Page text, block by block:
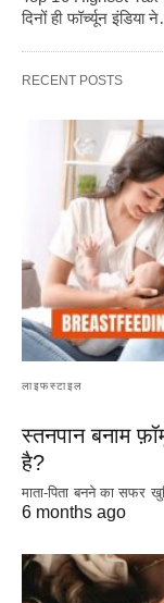
दिनों ही फॉर्च्यून इंडिया
RECENT POSTS
लाइफस्टाइल
स्तनपान बनाम
है?
माता-पिता बनने का सफर
6 months ago